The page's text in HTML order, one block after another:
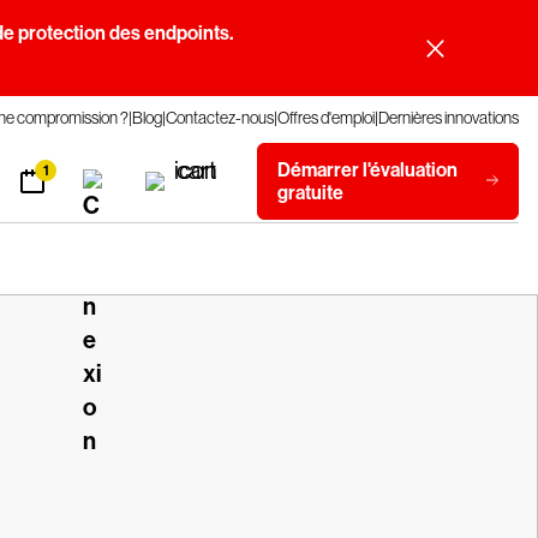
protection des endpoints.
compromission ?BlogContactez-nousOffres d'emploiDernières innovations
1
Démarrer l'évaluation
gratuite